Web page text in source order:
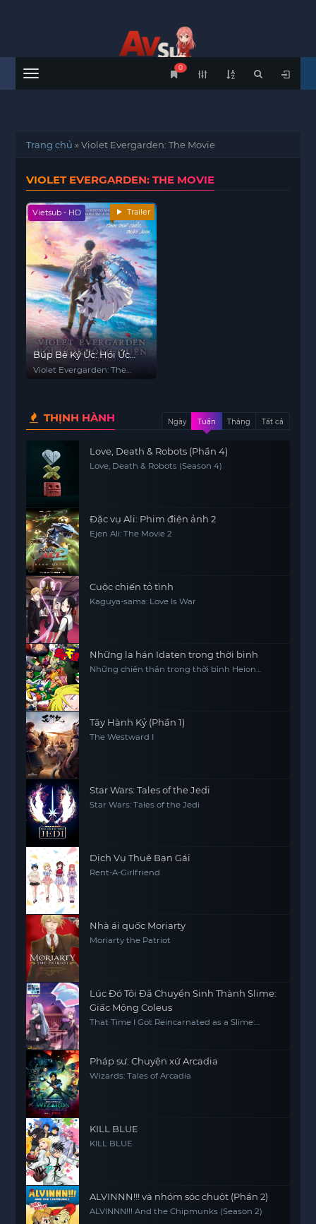
Menu
0
Trang chủ »Violet Evergarden: The Movie
VIOLET EVERGARDEN: THE MOVIE
Vietsub - HD Trailer
Búp Bê Ký Ức: Hồi Ức
Không Quên
Violet Evergarden: The
THỊNH HÀNH Ngày Tuần Tháng Tất cả
Love, Death & Robots (Phần 4)
Love, Death & Robots (Season 4)
Đặc vụ Ali: Phim điện ảnh 2
Ejen Ali: The Movie 2
Cuộc chiến tỏ tình
Kaguya-sama: Love Is War
Những la hán Idaten trong thời bình
Những chiến thần trong thời bình Heion
Tây Hành Kỷ (Phần 1)
The Westward I
Star Wars: Tales of the Jedi
Star Wars: Tales of the Jedi
Dịch Vụ Thuê Bạn Gái
Rent-A-Girlfriend
Nhà ái quốc Moriarty
Moriarty the Patriot
Lúc Đó Tôi Đã Chuyển Sinh Thành Slime:
Giấc Mộng Coleus
That Time I Got Reincarnated as a Slime:
Pháp sư: Chuyện xứ Arcadia
Wizards: Tales of Arcadia
KILL BLUE
KILL BLUE
ALVINNN!!! và nhóm sóc chuột (Phần 2)
ALVINNN!!! And the Chipmunks (Season 2)